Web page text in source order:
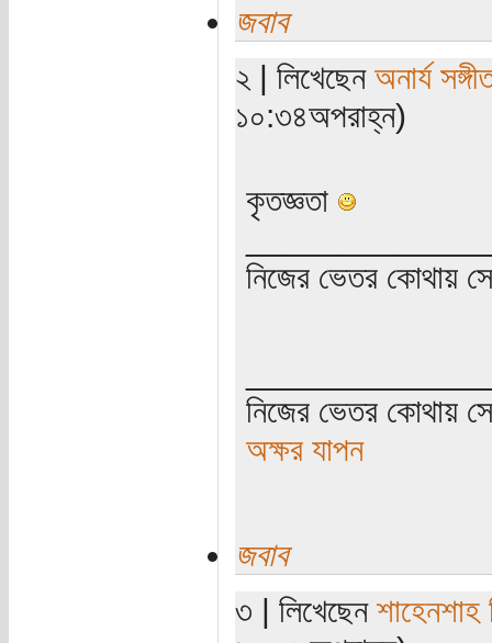
জবাব
২ | লিখেছেন অনার্য
১০:৩৪অপরাহ্ন)
কৃতজ্ঞতা
নিজের ভেতর কোথায়
নিজের ভেতর কোথায়
অক্ষর যাপন
জবাব
৩ | লিখেছেন শাহেনশাহ